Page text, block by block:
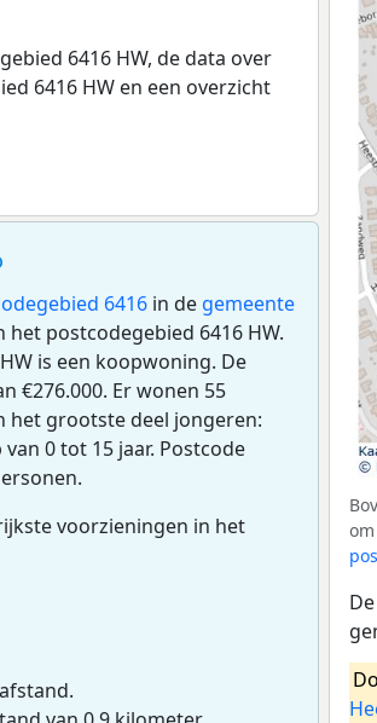
6416 HW, de data over
6416 HW en een overzicht
6416 in de gemeente
postcodegebied 6416 HW.
is een koopwoning. De
€276.000. Er wonen 55
het grootste deel jongeren:
0 tot 15 jaar. Postcode
voorzieningen in het